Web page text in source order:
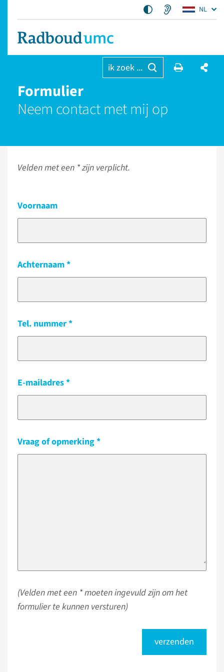
NL
ik zoek ...
Formulier
Neem contact met mij op
Velden met een * zijn verplicht.
Voornaam
Achternaam
Tel. nummer
E-mailadres
Vraag of opmerking
(Velden met een * moeten ingevuld zijn om het
formulier te kunnen versturen)
verzenden